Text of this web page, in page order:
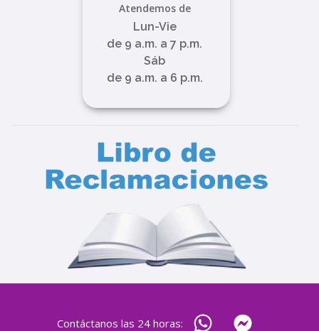
Atendemos de
Lun-Vie
de 9 a.m. a 7 p.m.
Sáb
de 9 a.m. a 6 p.m.
Contáctanos las 24 horas: